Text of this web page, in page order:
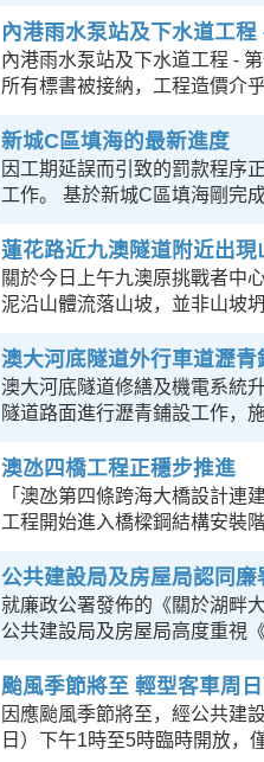
內港雨水泵站及下水道工
內港雨水泵站及下水道工程 -
所有標書被接納，工程造價介
新城C區填海的最新進度
因工期延誤而引致的罰款程序
工作。 基於新城C區填海剛完
蓮花路近九澳隧道附近出
關於今日上午九澳原挑戰者中
泥沿山體流落山坡，並非山坡
澳大河底隧道外行車道瀝青
澳大河底隧道修繕及機電系統
隧道路面進行瀝青鋪設工作，
澳氹四橋工程正穩步推進
「澳氹第四條跨海大橋設計連
工程開始進入橋樑鋼結構安裝
公共建設局及房屋局認同
就廉政公署發佈的《關於湖畔
公共建設局及房屋局高度重視
颱風季節將至 輕型客車周
因應颱風季節將至，經公共建
日）下午1時至5時臨時開放，